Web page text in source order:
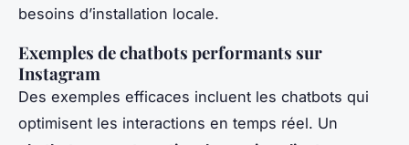
besoins d’installation locale.
Exemples de chatbots performants sur
Instagram
Des exemples efficaces incluent les chatbots qui
optimisent les interactions en temps réel. Un